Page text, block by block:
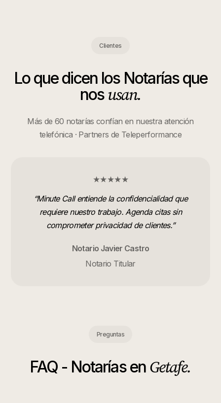
Clientes
Lo que dicen los Notaríasque
nosusan.
Más de 60 notarías confían en nuestra atención
telefónica · Partners de Teleperformance
★★★★★
“Minute Call entiende la confidencialidad que
requiere nuestro trabajo. Agenda citas sin
comprometer privacidad de clientes.”
Notario Javier Castro
Notario Titular
Preguntas
FAQ - Notaríasen Getafe.